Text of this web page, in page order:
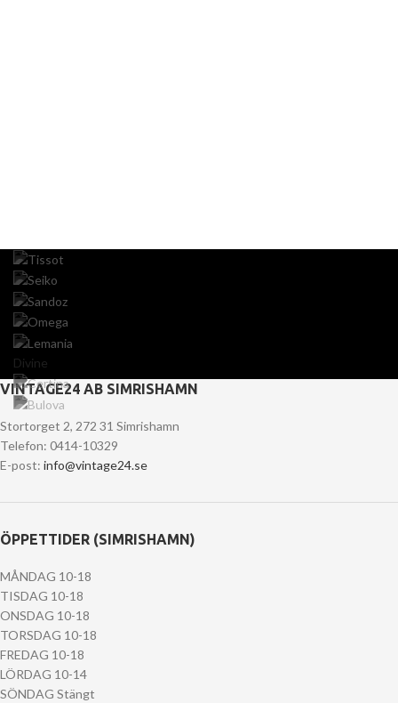
Divine
VINTAGE24 AB SIMRISHAMN
Stortorget 2, 272 31 Simrishamn
Telefon: 0414-10329
E-post: info@vintage24.se
ÖPPETTIDER (SIMRISHAMN)
MÅNDAG 10-18
TISDAG 10-18
ONSDAG 10-18
TORSDAG 10-18
FREDAG 10-18
LÖRDAG 10-14
SÖNDAG Stängt